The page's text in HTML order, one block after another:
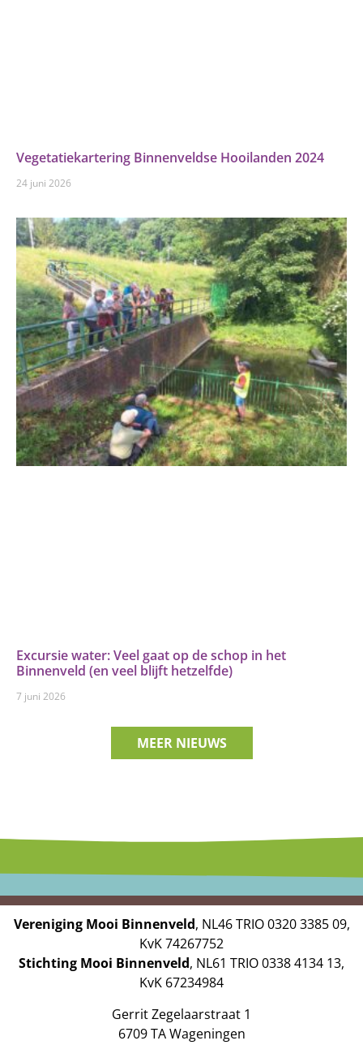
Vegetatiekartering Binnenveldse Hooilanden 2024
24 juni 2026
Excursie water: Veel gaat op de schop in het
Binnenveld (en veel blijft hetzelfde)
7 juni 2026
MEER NIEUWS
Vereniging Mooi Binnenveld, NL46 TRIO 0320 3385 09,
KvK 74267752
Stichting Mooi Binnenveld, NL61 TRIO 0338 4134 13,
KvK 67234984
Gerrit Zegelaarstraat 1
6709 TA Wageningen